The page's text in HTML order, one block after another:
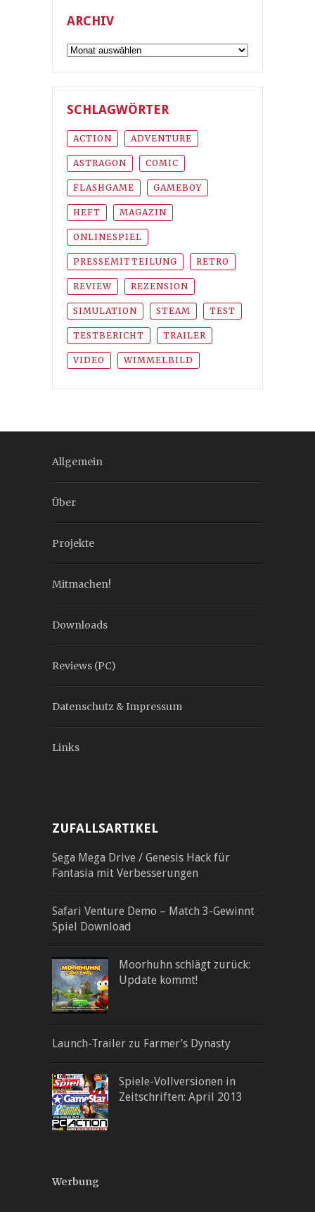
ARCHIV
Archiv
SCHLAGWÖRTER
ACTION ADVENTURE
ASTRAGON COMIC
FLASHGAME GAMEBOY
HEFT MAGAZIN
ONLINESPIEL
PRESSEMITTEILUNG RETRO
REVIEW REZENSION
SIMULATION STEAM TEST
TESTBERICHT TRAILER
VIDEO WIMMELBILD
Allgemein
Über
Projekte
Mitmachen!
Downloads
Reviews (PC)
Datenschutz & Impressum
Links
ZUFALLSARTIKEL
Sega Mega Drive / Genesis Hack für
Fantasia mit Verbesserungen
Safari Venture Demo – Match 3-Gewinnt
Spiel Download
Moorhuhn schlägt zurück:
Update kommt!
Launch-Trailer zu Farmer’s Dynasty
Spiele-Vollversionen in
Zeitschriften: April 2013
Werbung